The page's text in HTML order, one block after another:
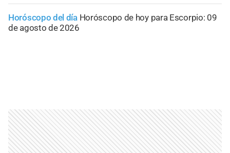
Horóscopo del día Horóscopo de hoy para Escorpio: 09
de agosto de 2026